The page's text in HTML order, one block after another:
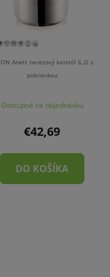
Anett nerezový kastról 6,2l s
pokrievkou
Dostupné na objednávku
€42,69
DO KOŠÍKA